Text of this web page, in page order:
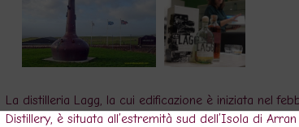
La distilleria Lagg, la cui edificazione è iniziata nel
Distillery, è situata all’estremità sud dell’Isola di